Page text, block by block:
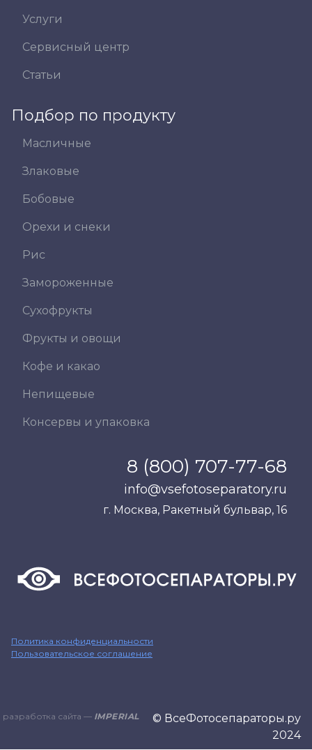
Услуги
Сервисный центр
Статьи
Подбор по продукту
Масличные
Злаковые
Бобовые
Орехи и снеки
Рис
Замороженные
Сухофрукты
Фрукты и овощи
Кофе и какао
Непищевые
Консервы и упаковка
8 (800) 707-77-68
info@vsefotoseparatory.ru
г. Москва, Ракетный бульвар, 16
Политика конфиденциальности
Пользовательское соглашение
разработка сайта — IMPERIAL
© ВсеФотосепараторы.ру
2024